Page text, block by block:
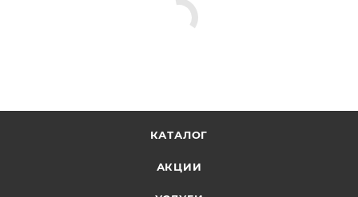
КАТАЛОГ
АКЦИИ